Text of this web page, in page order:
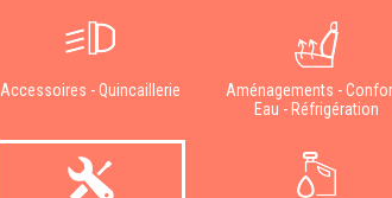
Accessoires - Quincaillerie
Aménagements -
Eau - Réfrigération